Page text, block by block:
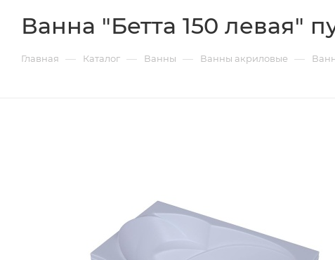
Ванна "Бетта 150 левая"
Главная — Каталог — Ванны — Ванны акриловые —